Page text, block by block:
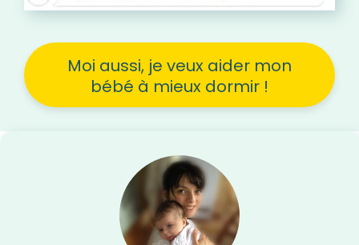
Moi aussi, je veux aider mon
bébé à mieux dormir !